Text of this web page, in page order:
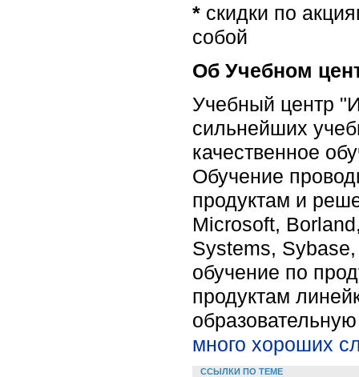
* скидки по
собой
Об Учебном
Учебный центр
сильнейших
качественное
Обучение
продуктам и
Microsoft,
Systems,
обучение по
продуктам
много хороших
ССЫЛКИ ПО ТЕМЕ